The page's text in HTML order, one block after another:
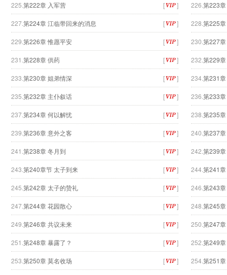
225. 第222章 入军营 [ ] 226. 第223
227.第224章 江临带回来的消息 [ ] 228. 第225
229. 第226章 惟愿平安 [ ] 230. 第227
231. 第228章 供药 [ ] 232. 第229
233. 第230章 姐弟情深 [ ] 234. 第231
235. 第232章 主仆叙话 [ ] 236. 第233
237.第234章 何以解忧 [ ] 238. 第235
239. 第236章 意外之客 [ ] 240. 第237
241. 第238章 冬月到 [ ] 242. 第239
243. 第240章节 太子到来 [ ] 244. 第241
245. 第242章 太子的贽礼 [ ] 246. 第243
247.第244章 花园散心 [ ] 248. 第245
249. 第246章 共议未来 [ ] 250. 第247
251. 第248章 暴露了？ [ ] 252. 第249
253. 第250章 莫名收场 [ ] 254. 第251